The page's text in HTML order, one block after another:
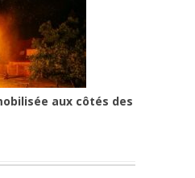
aux côtés des